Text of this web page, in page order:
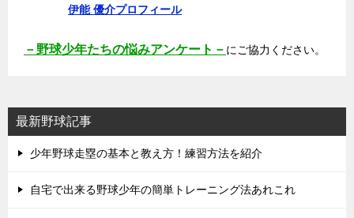
伊能 優介プロフィール
－野球少年たちの悩みアンケート－ にご協力ください。
最新野球記事
少年野球走塁の基本と教え方！練習方法を紹介
自宅で出来る野球少年の簡単トレーニング法あれこれ